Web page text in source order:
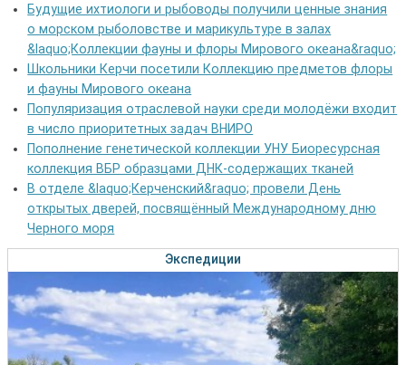
Будущие ихтиологи и рыбоводы получили ценные знания
о морском рыболовстве и марикультуре в залах
&laquo;Коллекции фауны и флоры Мирового океана&raquo;
Школьники Керчи посетили Коллекцию предметов флоры
и фауны Мирового океана
Популяризация отраслевой науки среди молодёжи входит
в число приоритетных задач ВНИРО
Пополнение генетической коллекции УНУ Биоресурсная
коллекция ВБР образцами ДНК-содержащих тканей
В отделе &laquo;Керченский&raquo; провели День
открытых дверей, посвящённый Международному дню
Черного моря
Экспедиции